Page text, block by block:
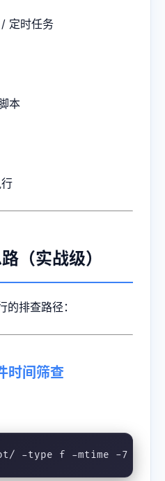
定时任务
本
（实战级）
排查路径：
时间筛查
-type f -mtime -7